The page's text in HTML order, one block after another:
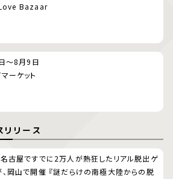
Bazaar
～8月9日
ーケット
リリース
名古屋ですでに2万人が熱狂したリアル脱出ゲ
、岡山で開催 『謎だらけの南極大陸からの脱